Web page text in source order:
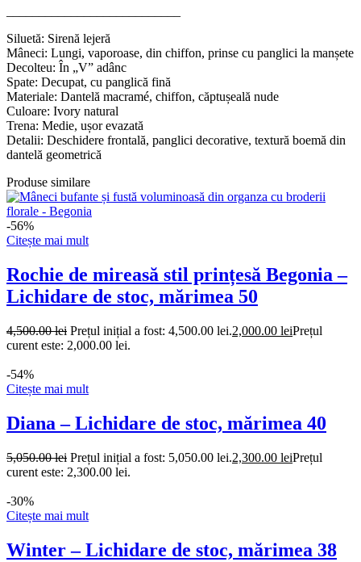
Siluetă: Sirenă lejeră
Mâneci: Lungi, vaporoase, din chiffon, prinse cu panglici la manșete
Decolteu: În „V” adânc
Spate: Decupat, cu panglică fină
Materiale: Dantelă macramé, chiffon, căptușeală nude
Culoare: Ivory natural
Trena: Medie, ușor evazată
Detalii: Deschidere frontală, panglici decorative, textură boemă din
dantelă geometrică
Produse similare
-56%
Citește mai mult
Rochie de mireasă stil prințesă Begonia –
Lichidare de stoc, mărimea 50
4,500.00lei Prețul inițial a fost: 4,500.00 lei.2,000.00 leiPrețul
curent este: 2,000.00 lei.
-54%
Citește mai mult
Diana – Lichidare de stoc, mărimea 40
5,050.00lei Prețul inițial a fost: 5,050.00 lei.2,300.00 leiPrețul
curent este: 2,300.00 lei.
-30%
Citește mai mult
Winter – Lichidare de stoc, mărimea 38